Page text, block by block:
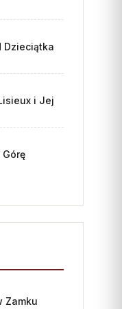
Dzieciątka
i Jej
Zamku